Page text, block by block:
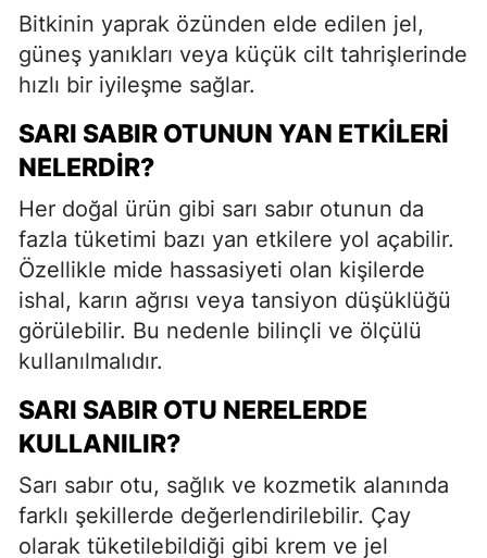
Bitkinin yaprak özünden elde edilen jel,
güneş yanıkları veya küçük cilt tahrişlerinde
hızlı bir iyileşme sağlar.
SARI SABIR OTUNUN YAN ETKILERI
NELERDIR?
Her doğal ürün gibi sarı sabır otunun da
fazla tüketimi bazı yan etkilere yol açabilir.
Özellikle mide hassasiyeti olan kişilerde
ishal, karın ağrısı veya tansiyon düşüklüğü
görülebilir. Bu nedenle bilinçli ve ölçülü
kullanılmalıdır.
SARI SABIR OTU NERELERDE
KULLANILIR?
Sarı sabır otu, sağlık ve kozmetik alanında
farklı şekillerde değerlendirilebilir. Çay
olarak tüketilebildiği gibi krem ve jel